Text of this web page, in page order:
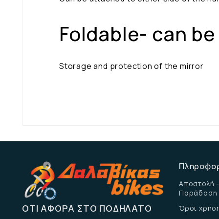
Foldable- can
Storage and protection of the mirror
ΌΤΙ ΑΦΟΡΆ ΣΤΟ ΠΟΔΉΛΑΤΟ
Αποστολή
Παράδοση
Όροι